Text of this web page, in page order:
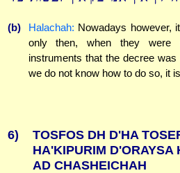
(b) Halachah: Nowadays however,
only then, when they were
instruments that the decree
we do not know how to do so, it
6)
TOSFOS DH D'HA
HA'KIPURIM D'ORAYSA
AD CHASHEICHAH